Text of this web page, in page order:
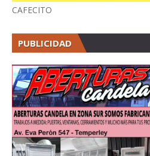
CAFECITO
PUBLICIDAD